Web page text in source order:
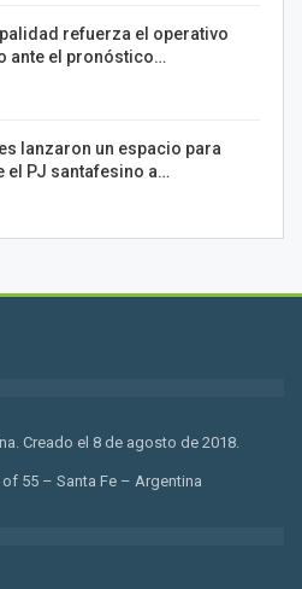
refuerza el operativo
ante el pronóstico…
lanzaron un espacio para
el PJ santafesino a…
Creado el 8 de agosto de 2018.
55 – Santa Fe – Argentina